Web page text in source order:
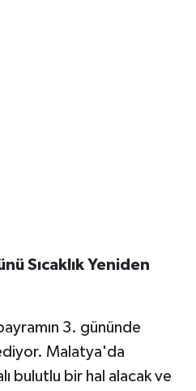
Sıcaklık Yeniden
3. gününde
Malatya'da
bulutlu bir hal alacak ve